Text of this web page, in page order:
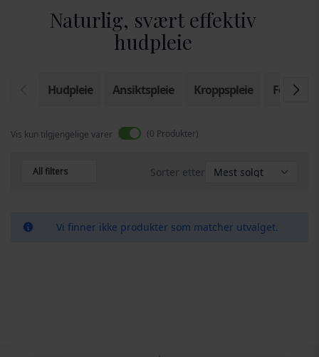
Naturlig, svært effektiv
hudpleie
Hudpleie Ansiktspleie Kroppspleie Fot- &
Vis kun tilgjengelige varer 0 Produkter
All filters Sorter etter
Vi finner ikke produkter som matcher utvalget.